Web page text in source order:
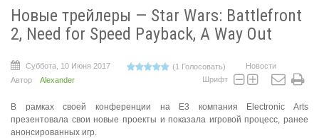
Новые трейлеры — Star Wars: Battlefront
2, Need for Speed Payback, A Way Out
Суббота, 10 Июня 2017 (1 Голосовать)
Новости
Автор
Alexander Шрифт
В рамках своей конференции на E3 компания Electronic Arts
презентовала свои новые проекты и показала игровой процесс, ранее
анонсированных игр.